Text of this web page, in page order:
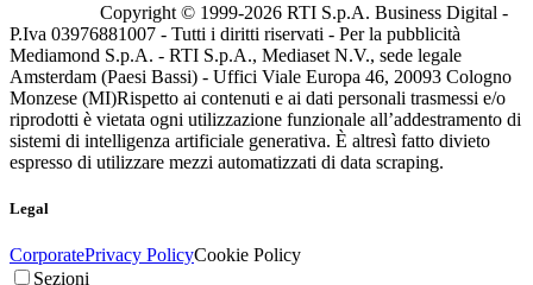
Copyright © 1999-2026 RTI S.p.A. Business Digital -
P.Iva 03976881007 - Tutti i diritti riservati - Per la pubblicità
Mediamond S.p.A. - RTI S.p.A., Mediaset N.V., sede legale
Amsterdam (Paesi Bassi) - Uffici Viale Europa 46, 20093 Cologno
Monzese (MI)Rispetto ai contenuti e ai dati personali trasmessi e/o
riprodotti è vietata ogni utilizzazione funzionale all’addestramento di
sistemi di intelligenza artificiale generativa. È altresì fatto divieto
espresso di utilizzare mezzi automatizzati di data scraping.
Legal
CorporatePrivacy PolicyCookie Policy
Sezioni